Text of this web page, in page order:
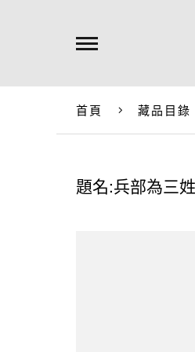
首頁 藏品目錄
題名:兵部為三